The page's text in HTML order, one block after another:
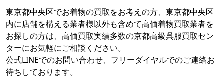
東京都中央区でお着物の買取をお考えの方、東京都中央区
内に店舗を構える業者様以外も含めて高価着物買取業者を
お探しの方は、高価買取実績多数の京都高級呉服買取セン
ターにお気軽にご相談ください。
公式LINEでのお問い合わせ、フリーダイヤルでのご連絡お
待ちしております。